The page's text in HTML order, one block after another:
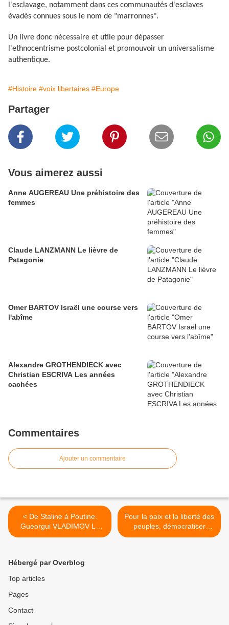
l'esclavage, notamment dans ces communautés d'esclaves
évadés connues sous le nom de "marronnes".
Un livre donc nécessaire et utile pour dépasser
l'ethnocentrisme postcolonial et promouvoir un universalisme
authentique.
#Histoire #voix libertaires #Europe
Partager
Vous aimerez aussi
Anne AUGEREAU Une préhistoire des
femmes
Claude LANZMANN Le lièvre de
Patagonie
Omer BARTOV Israël une course vers
l'abîme
Alexandre GROTHENDIECK avec
Christian ESCRIVA Les années
cachées
Commentaires
Ajouter un commentaire
< De Staline à Poutine.
Gueorgui VLADIMOV Le
fidèle Rouslan
Pour la paix et la liberté des
peuples, démocratiser
l'ONU >
Hébergé par Overblog
Top articles
Pages
Contact